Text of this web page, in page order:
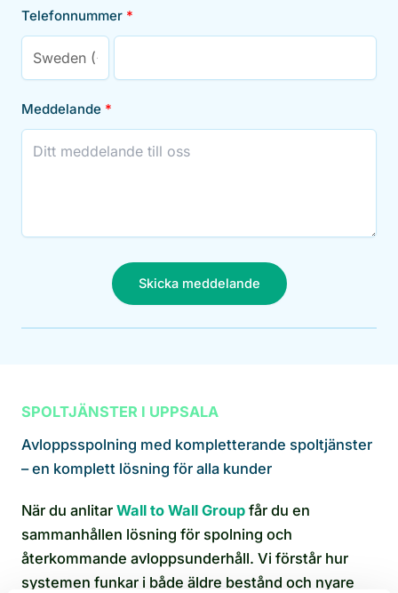
Telefonnummer
Meddelande
Skicka meddelande
SPOLTJÄNSTER I UPPSALA
Avloppsspolning med kompletterande spoltjänster
– en komplett lösning för alla kunder
När du anlitar Wall to Wall Group får du en
sammanhållen lösning för spolning och
återkommande avloppsunderhåll. Vi förstår hur
systemen funkar i både äldre bestånd och nyare